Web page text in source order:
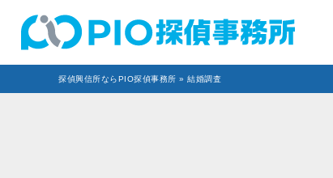
探偵興信所ならPIO探偵事務所 » 結婚調査